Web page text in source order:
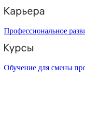
Профессиональное
Обучение для смены